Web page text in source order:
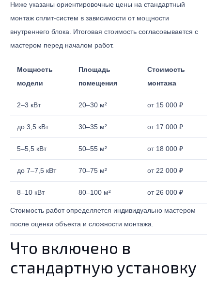
Ниже указаны ориентировочные цены на стандартный
монтаж сплит-систем в зависимости от мощности
внутреннего блока. Итоговая стоимость согласовывается с
мастером перед началом работ.
Мощность
модели
Площадь
помещения
Стоимость
монтажа
2–3 кВт 20–30 м² от 15 000 ₽
до 3,5 кВт 30–35 м² от 17 000 ₽
5–5,5 кВт 50–55 м² от 18 000 ₽
до 7–7,5 кВт 70–75 м² от 22 000 ₽
8–10 кВт 80–100 м² от 26 000 ₽
Стоимость работ определяется индивидуально мастером
после оценки объекта и сложности монтажа.
Что включено в
стандартную установку